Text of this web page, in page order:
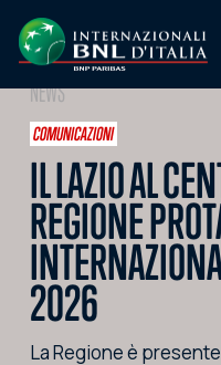
NEWS
COMUNICAZIONI
IL LAZIO AL
REGIONE
2026
La Regione è
IT EN
HOME
L'EVENTO
NEWS
VIDEO